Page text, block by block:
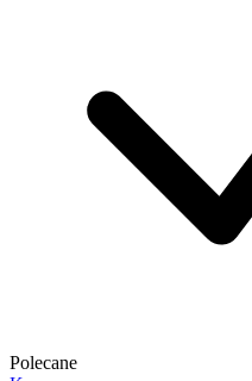
Polecane